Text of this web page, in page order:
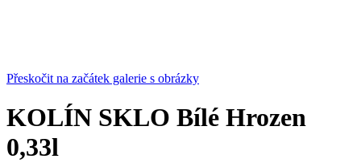
Přeskočit na začátek galerie s obrázky
KOLÍN SKLO Bílé Hrozen
0,33l